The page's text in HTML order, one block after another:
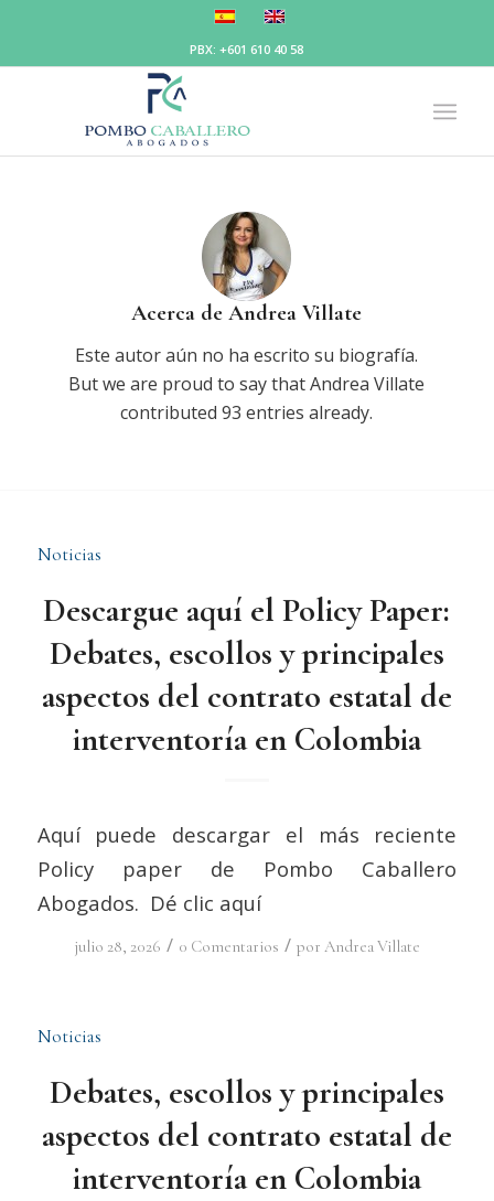
PBX: +601 610 40 58
Acerca deAndrea Villate
Este autor aún no ha escrito su biografía.
But we are proud to say thatAndrea Villate
contributed 93 entries already.
Noticias
Descargue aquí el Policy Paper:
Debates, escollos y principales
aspectos del contrato estatal de
interventoría en Colombia
Aquí puede descargar el más reciente
Policy paper de Pombo Caballero
Abogados. Dé clic aquí
julio 28, 2026 / 0 Comentarios / por Andrea Villate
Noticias
Debates, escollos y principales
aspectos del contrato estatal de
interventoría en Colombia